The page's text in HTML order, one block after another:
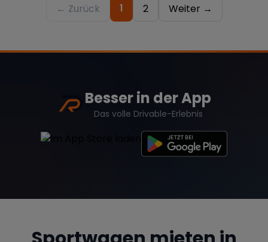
← Zurück 1 2 Weiter →
Besser in der App
Das volle Drivable-Erlebnis